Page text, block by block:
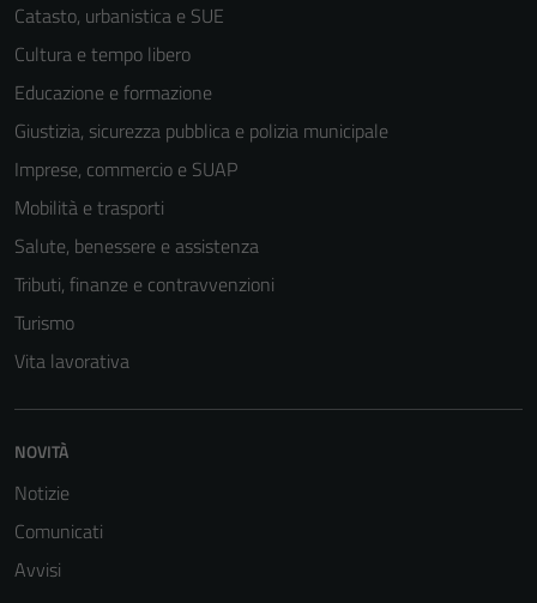
Catasto, urbanistica e SUE
Cultura e tempo libero
Educazione e formazione
Giustizia, sicurezza pubblica e polizia municipale
Imprese, commercio e SUAP
Mobilità e trasporti
Salute, benessere e assistenza
Tributi, finanze e contravvenzioni
Turismo
Vita lavorativa
NOVITÀ
Notizie
Comunicati
Avvisi
funzionamento